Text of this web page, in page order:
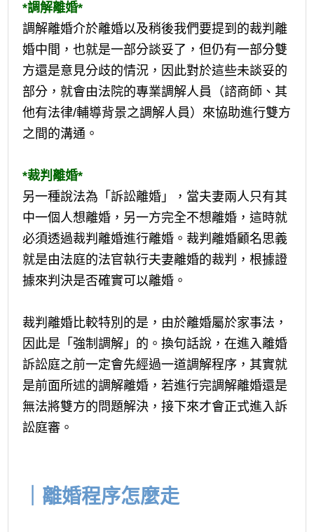
*調解離婚*
調解離婚介於離婚以及稍後我們要提到的裁判離
婚中間，也就是一部分談妥了，但仍有一部分雙
方還是意見分歧的情況，因此對於這些未談妥的
部分，就會由法院的專業調解人員（諮商師、其
他有法律/輔導背景之調解人員）來協助進行雙方
之間的溝通。
*裁判離婚*
另一種說法為「訴訟離婚」，當夫妻兩人只有其
中一個人想離婚，另一方完全不想離婚，這時就
必須透過裁判離婚進行離婚。裁判離婚顧名思義
就是由法庭的法官執行夫妻離婚的裁判，根據證
據來判決是否確實可以離婚。
裁判離婚比較特別的是，由於離婚屬於家事法，
因此是「強制調解」的。換句話說，在進入離婚
訴訟庭之前一定會先經過一道調解程序，其實就
是前面所述的調解離婚，若進行完調解離婚還是
無法將雙方的問題解決，接下來才會正式進入訴
訟庭審。
｜離婚程序怎麼走